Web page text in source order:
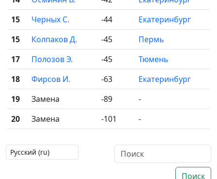
15
Черных С. -44
Екатеринбург
15
Колпаков Д. -45
Пермь
17
Полозов Э. -45
Тюмень
18
Фирсов И. -63
Екатеринбург
19
Замена -89
-
20
Замена -101 -
Поиск